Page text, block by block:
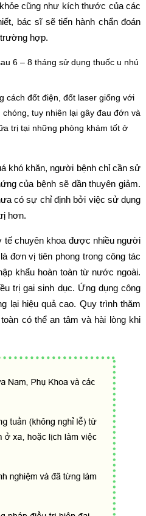
cũng như kích thước của các
bác sĩ sẽ tiến hành chẩn đoán
hợp.
6 – 8 tháng sử dụng thuốc u nhú
cách đốt điện, đốt laser giống với
tuy nhiên lại gây đau đớn và
trị tại những phòng khám tốt ở
khó khăn, người bệnh chỉ cần sử
của bệnh sẽ dần thuyên giảm.
có sự chỉ định bởi việc sử dụng
hơn.
tế chuyên khoa được nhiều người
đơn vị tiên phong trong công tác
khẩu hoàn toàn từ nước ngoài.
trị gai sinh dục. Ứng dụng công
lại hiệu quả cao. Quy trình thăm
có thể an tâm và hài lòng khi